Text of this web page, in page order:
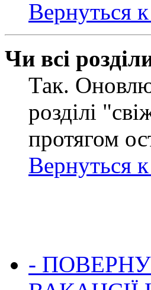
Вернуться
Чи всі
Так.
розділі
протягом
Вернуться
-